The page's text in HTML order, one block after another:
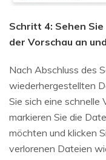
Schritt 4: Sehen
der Vorschau an
Nach Abschluss des
wiederhergestellten
Sie sich eine schnelle
markieren Sie die
möchten und klicken
verlorenen Dateien